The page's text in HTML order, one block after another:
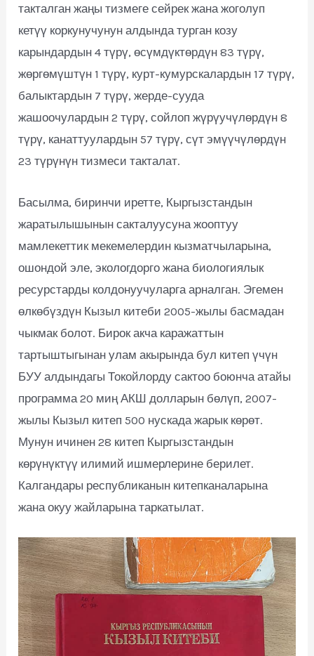
такталган жаңы тизмеге сейрек жана жоголуп
кетүү коркунучунун алдында турган козу
карындардын 4 түрү, өсүмдүктөрдүн 83 түрү,
жөргөмүштүн 1 түрү, курт-кумурскалардын 17 түрү,
балыктардын 7 түрү, жерде-сууда
жашоочулардын 2 түрү, сойлоп жүрүучүлөрдүн 8
түрү, канаттуулардын 57 түрү, сүт эмүүчүлөрдүн
23 түрүнүн тизмеси такталат.
Басылма, биринчи иретте, Кыргызстандын
жаратылышынын сакталуусуна жооптуу
мамлекеттик мекемелердин кызматчыларына,
ошондой эле, экологдорго жана биологиялык
ресурстарды колдонуучуларга арналган. Эгемен
өлкөбүздүн Кызыл китеби 2005-жылы басмадан
чыкмак болот. Бирок акча каражаттын
тартыштыгынан улам акырында бул китеп үчүн
БУУ алдындагы Токойлорду сактоо боюнча атайы
программа 20 миң АКШ долларын бөлүп, 2007-
жылы Кызыл китеп 500 нускада жарык көрөт.
Мунун ичинен 28 китеп Кыргызстандын
көрүнүктүү илимий ишмерлерине берилет.
Калгандары республиканын китепканаларына
жана окуу жайларына таркатылат.